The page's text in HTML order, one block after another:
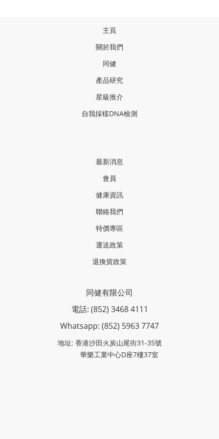
主頁
關於我們
同健
產品研究
星級推介
自我採樣DNA檢測
最新消息
會員
健康資訊
聯絡我們
特價專區
運送政策
退換貨政策
同健有限公司
電話: (852) 3468 4111
Whatsapp: (852) 5963 7747
地址: 香港沙田火炭山尾街31-35號
華樂工業中心D座7樓37室